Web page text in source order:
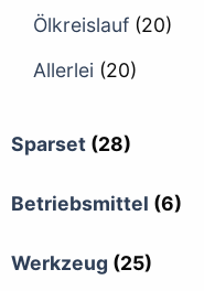
Ölkreislauf (20)
Allerlei (20)
Sparset (28)
Betriebsmittel (6)
Werkzeug (25)